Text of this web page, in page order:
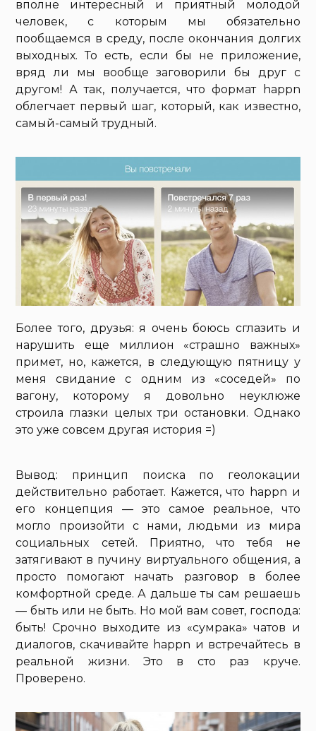
вполне интересный и приятный молодой
человек, с которым мы обязательно
пообщаемся в среду, после окончания долгих
выходных. То есть, если бы не приложение,
вряд ли мы вообще заговорили бы друг с
другом! А так, получается, что формат happn
облегчает первый шаг, который, как известно,
самый-самый трудный.
Более того, друзья: я очень боюсь сглазить и
нарушить еще миллион «страшно важных»
примет, но, кажется, в следующую пятницу у
меня свидание с одним из «соседей» по
вагону, которому я довольно неуклюже
строила глазки целых три остановки. Однако
это уже совсем другая история =)
Вывод: принцип поиска по геолокации
действительно работает. Кажется, что happn и
его концепция — это самое реальное, что
могло произойти с нами, людьми из мира
социальных сетей. Приятно, что тебя не
затягивают в пучину виртуального общения, а
просто помогают начать разговор в более
комфортной среде. А дальше ты сам решаешь
— быть или не быть. Но мой вам совет, господа:
быть! Срочно выходите из «сумрака» чатов и
диалогов, скачивайте happn и встречайтесь в
реальной жизни. Это в сто раз круче.
Проверено.